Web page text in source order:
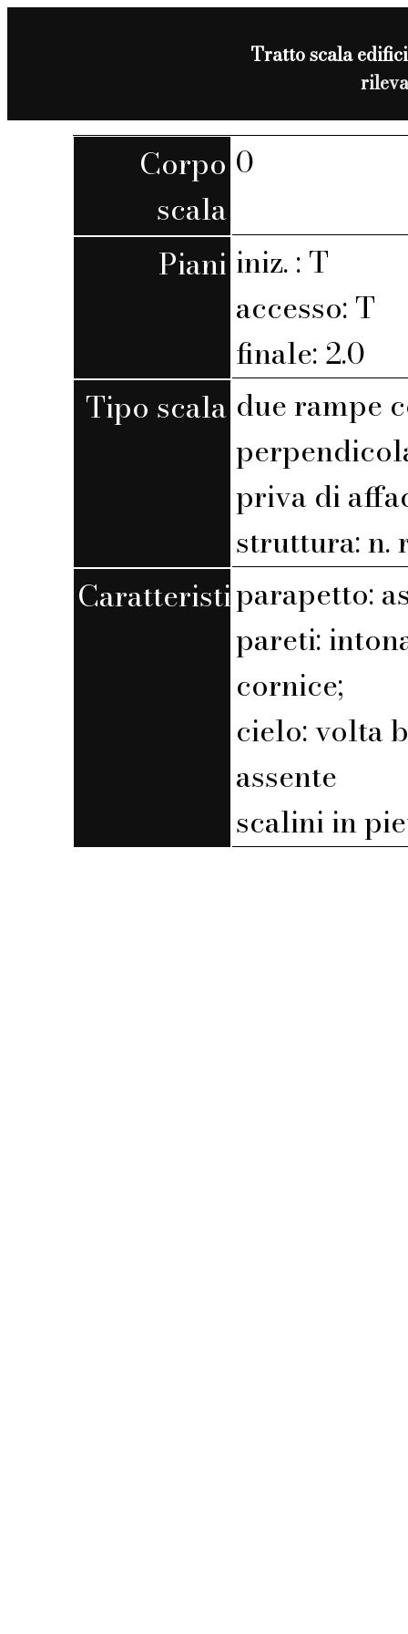
Tratto scala
Corpo
scala
0
Piani iniz. : T
accesso: T
finale: 2.0
Tipo scala due rampe
priva di
struttura: n.
Caratteristicheparapetto:
pareti:
cornice;
cielo: volta
assente
scalini in